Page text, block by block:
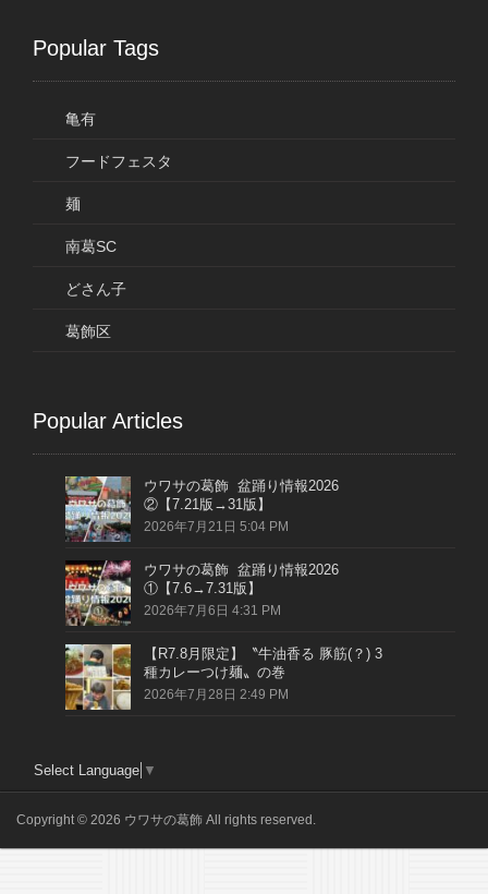
Popular Tags
亀有
フードフェスタ
麺
南葛SC
どさん子
葛飾区
Popular Articles
ウワサの葛飾 盆踊り情報2026
②【7.21版→31版】
2026年7月21日 5:04 PM
ウワサの葛飾 盆踊り情報2026
①【7.6→7.31版】
2026年7月6日 4:31 PM
【R7.8月限定】〝牛油香る 豚筋(？) 3
種カレーつけ麺〟の巻
2026年7月28日 2:49 PM
Select Language ▼
Copyright © 2026 ウワサの葛飾 All rights reserved.